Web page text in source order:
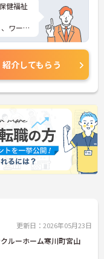
健福祉
ワーク
バイク
す☆
します
紹介してもらう
更新日：2026年05月23日
ルーホーム寒川町宮山